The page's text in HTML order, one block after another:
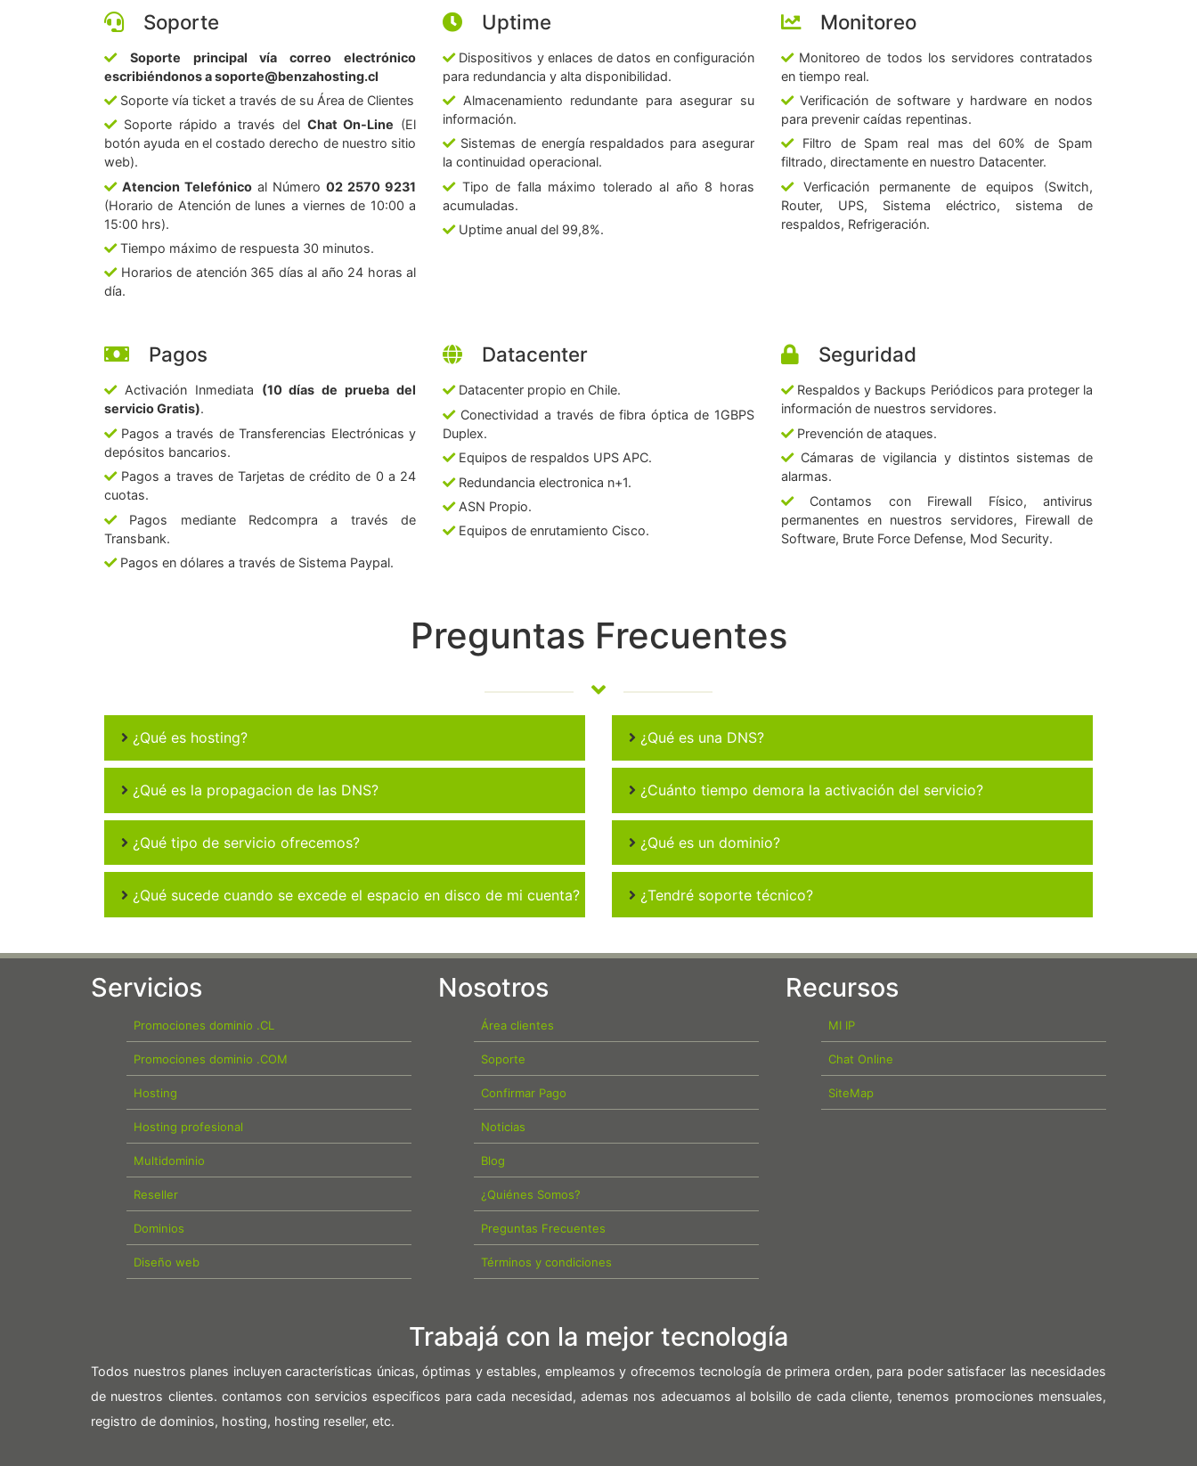
Soporte
Soporte principal vía correo electrónico
escribiéndonos a soporte@benzahosting.cl
Soporte vía ticket a través de su Área de Clientes
Soporte rápido a través del Chat On-Line (El
botón ayuda en el costado derecho de nuestro sitio
web).
Atencion Telefónico al Número 02 2570 9231
(Horario de Atención de lunes a viernes de 10:00 a
15:00 hrs).
Tiempo máximo de respuesta 30 minutos.
Horarios de atención 365 días al año 24 horas al
día.
Uptime
Dispositivos y enlaces de datos en configuración
para redundancia y alta disponibilidad.
Almacenamiento redundante para asegurar su
información.
Sistemas de energía respaldados para asegurar
la continuidad operacional.
Tipo de falla máximo tolerado al año 8 horas
acumuladas.
Uptime anual del 99,8%.
Monitoreo
Monitoreo de todos los servidores contratados
en tiempo real.
Verificación de software y hardware en nodos
para prevenir caídas repentinas.
Filtro de Spam real mas del 60% de Spam
filtrado, directamente en nuestro Datacenter.
Verficación permanente de equipos (Switch,
Router, UPS, Sistema eléctrico, sistema de
respaldos, Refrigeración.
Pagos
Activación Inmediata (10 días de prueba del
servicio Gratis).
Pagos a través de Transferencias Electrónicas y
depósitos bancarios.
Pagos a traves de Tarjetas de crédito de 0 a 24
cuotas.
Pagos mediante Redcompra a través de
Transbank.
Pagos en dólares a través de Sistema Paypal.
Datacenter
Datacenter propio en Chile.
Conectividad a través de fibra óptica de 1GBPS
Duplex.
Equipos de respaldos UPS APC.
Redundancia electronica n+1.
ASN Propio.
Equipos de enrutamiento Cisco.
Seguridad
Respaldos y Backups Periódicos para proteger la
información de nuestros servidores.
Prevención de ataques.
Cámaras de vigilancia y distintos sistemas de
alarmas.
Contamos con Firewall Físico, antivirus
permanentes en nuestros servidores, Firewall de
Software, Brute Force Defense, Mod Security.
Preguntas Frecuentes
¿Qué es hosting?
¿Qué es la propagacion de las DNS?
¿Qué tipo de servicio ofrecemos?
¿Qué sucede cuando se excede el espacio en disco de mi cuenta?
¿Qué es una DNS?
¿Cuánto tiempo demora la activación del servicio?
¿Qué es un dominio?
¿Tendré soporte técnico?
Servicios
Promociones dominio .CL
Promociones dominio .COM
Hosting
Hosting profesional
Multidominio
Reseller
Dominios
Diseño web
Nosotros
Área clientes
Soporte
Confirmar Pago
Noticias
Blog
¿Quiénes Somos?
Preguntas Frecuentes
Términos y condiciones
Recursos
MI IP
Chat Online
SiteMap
Trabajá con la mejor tecnología
Todos nuestros planes incluyen características únicas, óptimas y estables, empleamos y ofrecemos tecnología de primera orden, para poder satisfacer las necesidades
de nuestros clientes. contamos con servicios especificos para cada necesidad, ademas nos adecuamos al bolsillo de cada cliente, tenemos promociones mensuales,
registro de dominios, hosting, hosting reseller, etc.